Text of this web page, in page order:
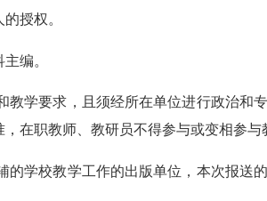
授权。
编。
学要求，且须经所在单位进行政治和
在职教师、教研员不得参与或变相参与
学校教学工作的出版单位，本次报送